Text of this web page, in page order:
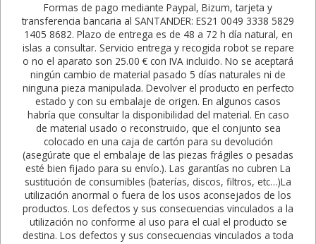
Formas de pago mediante Paypal, Bizum, tarjeta y
transferencia bancaria al SANTANDER: ES21 0049 3338 5829
1405 8682. Plazo de entrega es de 48 a 72 h día natural, en
islas a consultar. Servicio entrega y recogida robot se repare
o no el aparato son 25.00 € con IVA incluido. No se aceptará
ningún cambio de material pasado 5 días naturales ni de
ninguna pieza manipulada. Devolver el producto en perfecto
estado y con su embalaje de origen. En algunos casos
habría que consultar la disponibilidad del material. En caso
de material usado o reconstruido, que el conjunto sea
colocado en una caja de cartón para su devolución
(asegúrate que el embalaje de las piezas frágiles o pesadas
esté bien fijado para su envío.). Las garantías no cubren La
sustitución de consumibles (baterías, discos, filtros, etc…)La
utilización anormal o fuera de los usos aconsejados de los
productos. Los defectos y sus consecuencias vinculados a la
utilización no conforme al uso para el cual el producto se
destina. Los defectos y sus consecuencias vinculados a toda